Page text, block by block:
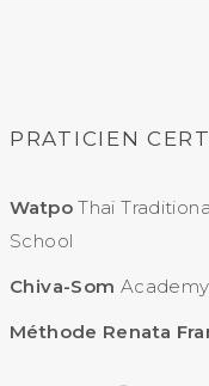
PRATICIEN
WatpoThaï
School
Chiva-Som Academy
Méthode Renata